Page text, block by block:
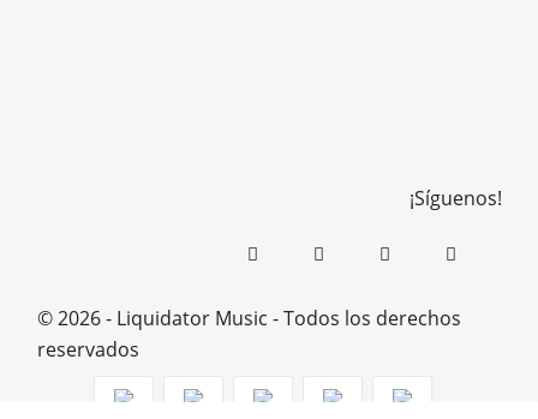
¡Síguenos!
© 2026 - Liquidator Music - Todos los derechos
reservados